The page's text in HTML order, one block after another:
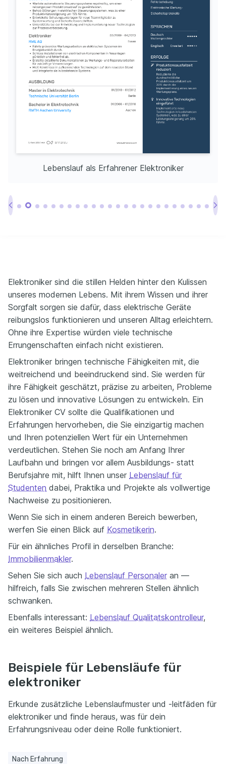
Lebenslauf als Erfahrener Elektroniker
Elektroniker sind die stillen Helden hinter den Kulissen
unseres modernen Lebens. Mit ihrem Wissen und ihrer
Sorgfalt sorgen sie dafür, dass elektrische Geräte
reibungslos funktionieren und unseren Alltag erleichtern.
Ohne ihre Expertise würden viele technische
Errungenschaften einfach nicht existieren.
Elektroniker bringen technische Fähigkeiten mit, die
weitreichend und beeindruckend sind. Sie werden für
ihre Fähigkeit geschätzt, präzise zu arbeiten, Probleme
zu lösen und innovative Lösungen zu entwickeln. Ein
Elektroniker CV sollte die Qualifikationen und
Erfahrungen hervorheben, die Sie einzigartig machen
und Ihren potenziellen Wert für ein Unternehmen
verdeutlichen. Stehen Sie noch am Anfang Ihrer
Laufbahn und bringen vor allem Ausbildungs- statt
Berufsjahre mit, hilft Ihnen unser Lebenslauf für
Studenten dabei, Praktika und Projekte als vollwertige
Nachweise zu positionieren.
Wenn Sie sich in einem anderen Bereich bewerben,
werfen Sie einen Blick auf Kosmetikerin.
Für ein ähnliches Profil in derselben Branche:
Immobilienmakler.
Sehen Sie sich auch Lebenslauf Personaler an —
hilfreich, falls Sie zwischen mehreren Stellen ähnlich
schwanken.
Ebenfalls interessant: Lebenslauf Qualitatskontrolleur,
ein weiteres Beispiel ähnlich.
Beispiele für Lebensläufe für
elektroniker
Erkunde zusätzliche Lebenslaufmuster und -leitfäden für
elektroniker und finde heraus, was für dein
Erfahrungsniveau oder deine Rolle funktioniert.
Nach Erfahrung